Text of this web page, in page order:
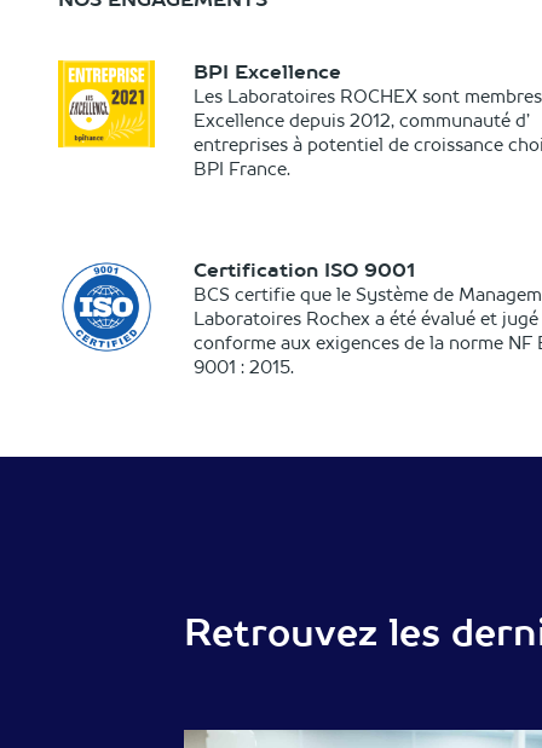
BPI Excellence
Les Laboratoires ROCHEX sont membres
Excellence depuis 2012, communauté d’
entreprises à potentiel de croissance
BPI France.
Certification ISO 9001
BCS certifie que le Système de
Laboratoires Rochex a été évalué et jugé
conforme aux exigences de la norme NF
9001 : 2015.
Retrouvez les